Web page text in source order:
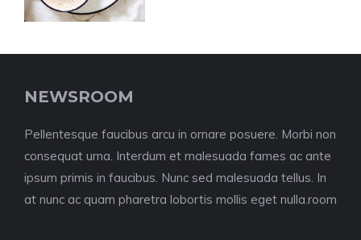
NEWSROOM
Pellentesque faucibus arcu in ornare posuere. Morbi non
consequat urna. Interdum et malesuada fames ac ante
ipsum primis in faucibus. Nunc sed malesuada tellus. In
at nunc ac quam pharetra lobortis mollis eget nulla.room